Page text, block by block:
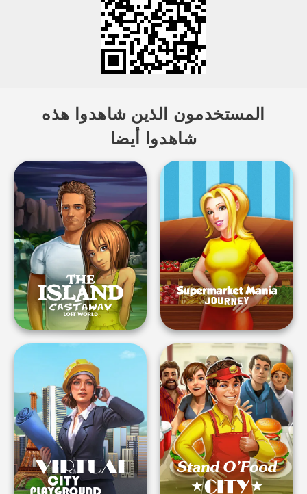
المستخدمون الذين شاهدوا هذه
شاهدوا أيضا